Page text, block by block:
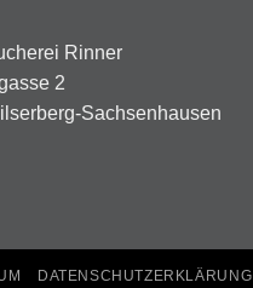
Rinner
2
Sachsenhausen
DATENSCHUTZERKLÄRUNG